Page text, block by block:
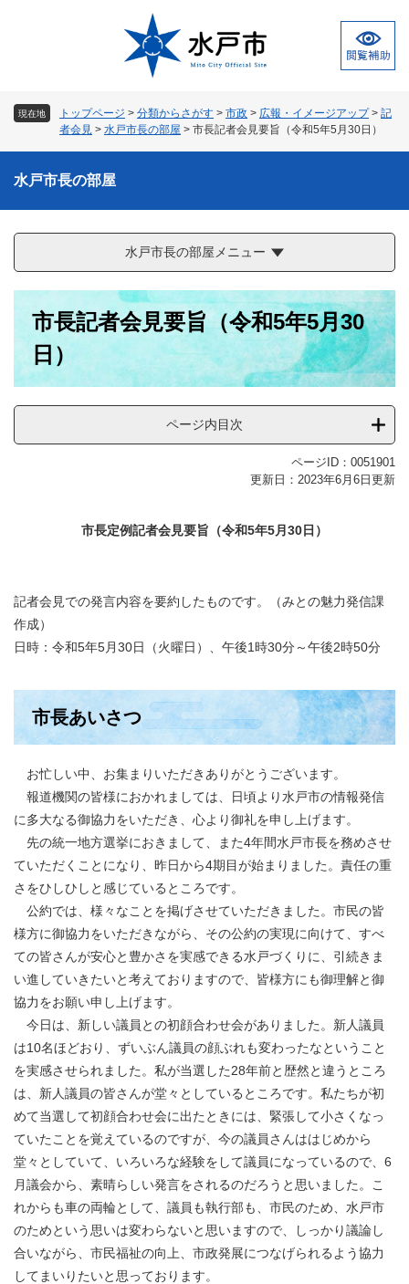
現在地 トップページ > 分類からさがす > 市政 > 広報・イメージアップ > 記
者会見 > 水戸市長の部屋 > 市長記者会見要旨（令和5年5月30日）
水戸市長の部屋
水戸市長の部屋メニュー
市長記者会見要旨（令和5年5月30
日）
ページ内目次
ページID：0051901
更新日：2023年6月6日更新
市長定例記者会見要旨（令和5年5月30日）
記者会見での発言内容を要約したものです。（みとの魅力発信課
作成）
日時：令和5年5月30日（火曜日）、午後1時30分～午後2時50分
市長あいさつ
お忙しい中、お集まりいただきありがとうございます。
報道機関の皆様におかれましては、日頃より水戸市の情報発信
に多大なる御協力をいただき、心より御礼を申し上げます。
先の統一地方選挙におきまして、また4年間水戸市長を務めさせ
ていただくことになり、昨日から4期目が始まりました。責任の重
さをひしひしと感じているところです。
公約では、様々なことを掲げさせていただきました。市民の皆
様方に御協力をいただきながら、その公約の実現に向けて、すべ
ての皆さんが安心と豊かさを実感できる水戸づくりに、引続きま
い進していきたいと考えておりますので、皆様方にも御理解と御
協力をお願い申し上げます。
今日は、新しい議員との初顔合わせ会がありました。新人議員
は10名ほどおり、ずいぶん議員の顔ぶれも変わったなということ
を実感させられました。私が当選した28年前と歴然と違うところ
は、新人議員の皆さんが堂々としているところです。私たちが初
めて当選して初顔合わせ会に出たときには、緊張して小さくなっ
ていたことを覚えているのですが、今の議員さんははじめから
堂々としていて、いろいろな経験をして議員になっているので、6
月議会から、素晴らしい発言をされるのだろうと思いました。こ
れからも車の両輪として、議員も執行部も、市民のため、水戸市
のためという思いは変わらないと思いますので、しっかり議論し
合いながら、市民福祉の向上、市政発展につなげられるよう協力
してまいりたいと思っております。